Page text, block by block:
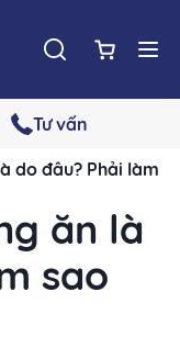
Tư vấn
do đâu? Phải làm
ăn là
sao